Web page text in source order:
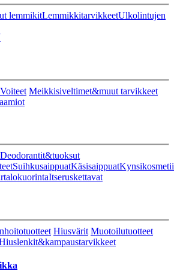
lemmikitLemmikkitarvikkeetUlkolintujen
Voiteet Meikkisiveltimet&muut tarvikkeet
Deodorantit&tuoksut
SuihkusaippuatKäsisaippuat
Itseruskettavat
Hiusvärit Muotoilutuotteet